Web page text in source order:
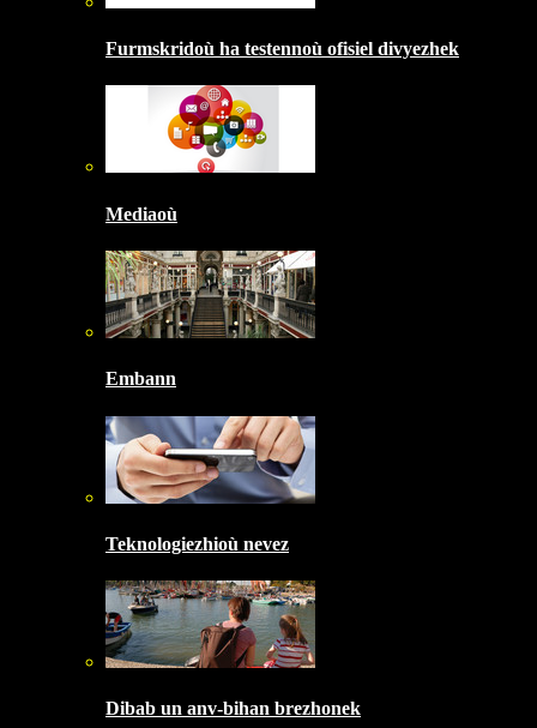
Furmskridoù ha testennoù ofisiel divyezhek
Mediaoù
Embann
Teknologiezhioù nevez
Dibab un anv-bihan brezhonek